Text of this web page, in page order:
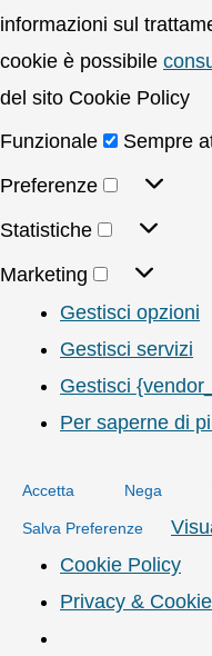
informazioni sul
cookie è possibile
del sito Cookie Policy
Funzionale
Sempre
Preferenze
Statistiche
Marketing
Gestisci opzioni
Gestisci servizi
Gestisci
Per saperne di
Accetta Nega
Salva Preferenze
Cookie Policy
Privacy &